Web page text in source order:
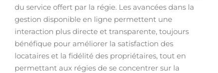
du service offert par la régie. Les avancées dans la
gestion disponible en ligne permettent une
interaction plus directe et transparente, toujours
bénéfique pour améliorer la satisfaction des
locataires et la fidélité des propriétaires, tout en
permettant aux régies de se concentrer sur la